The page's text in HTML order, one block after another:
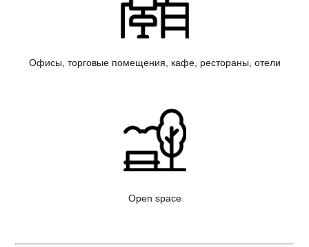
Офисы, торговые помещения, кафе, рестораны, отели
Open space